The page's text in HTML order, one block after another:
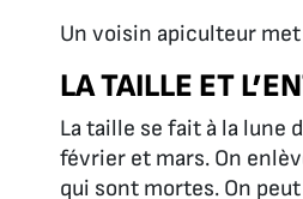
Un voisin apiculteur
LA TAILLE ET
La taille se fait à la lune
février et mars. On
qui sont mortes. On